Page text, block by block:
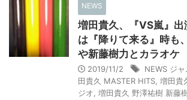
NEWS
増田貴久、『VS嵐』出
は『降りて来る』時も
や新藤樹力とカラオケ
2019/11/2 NEWS ジ
田貴久 MASTER HITS 増田貴
ジオ 増田貴久 野澤祐樹 新藤